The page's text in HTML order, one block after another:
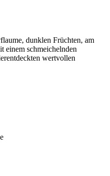
dunklen Früchten, am
einem schmeichelnden
wertvollen